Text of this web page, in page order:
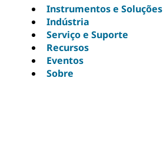
Instrumentos e Soluções
Indústria
Serviço e Suporte
Recursos
Eventos
Sobre